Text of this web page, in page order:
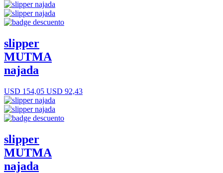
slipper
MUTMA
najada
USD 154,05 USD 92,43
slipper
MUTMA
najada